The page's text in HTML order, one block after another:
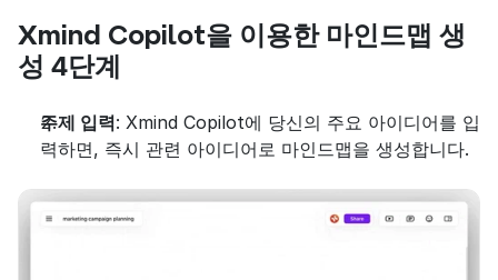
Xmind Copilot을 이용한 마인드맵 생
성 4단계
주제 입력: Xmind Copilot에 당신의 주요 아이디어를 입
력하면, 즉시 관련 아이디어로 마인드맵을 생성합니다.